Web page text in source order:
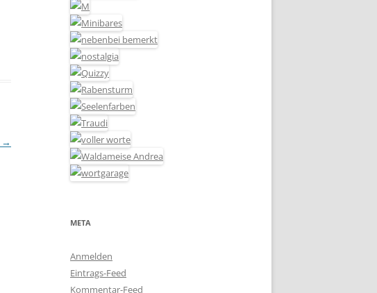
→
META
Anmelden
Eintrags-Feed
Kommentar-Feed